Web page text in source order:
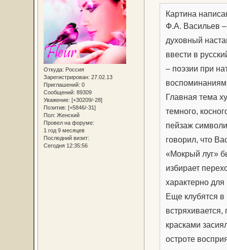
Откуда: Россия
Зарегистрирован: 27.02.13
Приглашений: 0
Сообщений: 89309
Уважение: [+30209/-28]
Позитив: [+5846/-31]
Пол: Женский
Провел на форуме:
1 год 9 месяцев
Последний визит:
Сегодня 12:35:56
Картина
Ф.А. Васильев –
духовный
ввести в
– поэзии при
воспоминаниям
Главная тема
темного,
пейзаж
говорил, что
«Мокрый луг»
избирает
характерно
Еще клубятся в
красками
остроте